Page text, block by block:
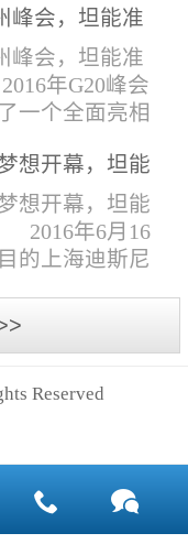
种类根据石英,
花岗石晶面处
如下要点：
、工具石材翻
面处理机、吸
风机、花岗
英国海洋生物
。他们发现至
存在塑料污染
组织发动当地
此提高公众对
海...
峰会，坦能准
峰会，坦能准
年G20峰会
一个全面亮相
世界人民检阅
多国元首齐聚
美丽西湖景色
印象就是杭州
会举办的核心
括了奥体中
中心、超高层
铁上盖物业，
想开幕，坦能
想开幕，坦能
2016年6月16
的上海迪斯尼
险岛、宝藏
和梦幻世界，
根据迪斯尼官
多的迪斯尼乐
东新区川...
Reserved